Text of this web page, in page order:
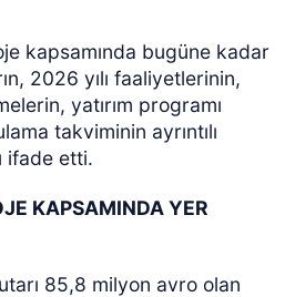
kapsamında bugüne kadar
2026 yılı faaliyetlerinin,
yatırım programı
takviminin ayrıntılı
ifade etti.
KAPSAMINDA YER
85,8 milyon avro olan